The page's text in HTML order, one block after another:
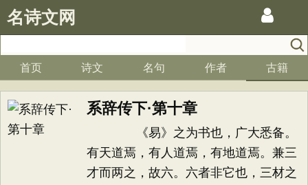
名诗文网
首页 诗文 名句 作者 古籍
系辞传下·第十章
《易》之为书也，广大悉备。
有天道焉，有人道焉，有地道焉。兼三
才而两之，故六。六者非它也，三材之